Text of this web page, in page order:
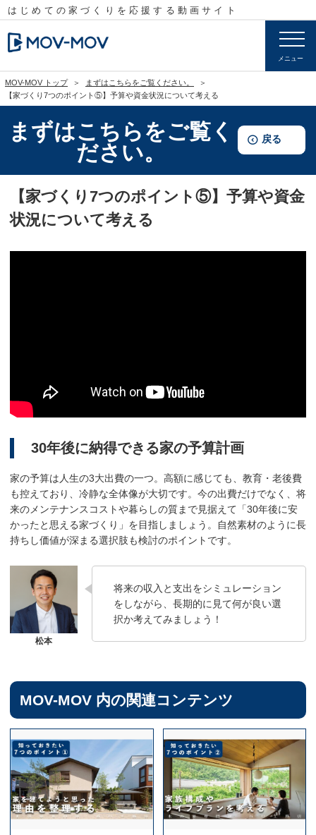
はじめての家づくりを応援する 動画サイト
メニュー
MOV-MOV トップ
まずはこちらをご覧ください。
【家づくり7つのポイント⑤】予算や資金状況について考える
まずはこちらをご覧く
ださい。
戻る
【家づくり7つのポイント⑤】予算や資金
状況について考える
30年後に納得できる家の予算計画
家の予算は人生の3大出費の一つ。高額に感じても、教育・老後費
も控えており、冷静な全体像が大切です。今の出費だけでなく、将
来のメンテナンスコストや暮らしの質まで見据えて「30年後に安
かったと思える家づくり」を目指しましょう。自然素材のように長
持ちし価値が深まる選択肢も検討のポイントです。
将来の収入と支出をシミュレーション
をしながら、長期的に見て何が良い選
択か考えてみましょう！
MOV-MOV 内の関連コンテンツ